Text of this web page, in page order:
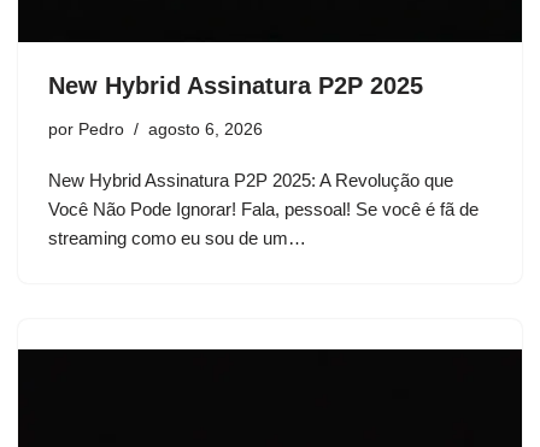
New Hybrid Assinatura P2P 2025
por Pedro agosto 6, 2026
New Hybrid Assinatura P2P 2025: A Revolução que
Você Não Pode Ignorar! Fala, pessoal! Se você é fã de
streaming como eu sou de um…